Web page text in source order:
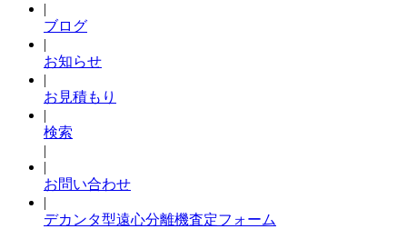
|
ブログ
|
お知らせ
|
お見積もり
|
検索
|
|
お問い合わせ
|
デカンタ型遠心分離機査定フォーム